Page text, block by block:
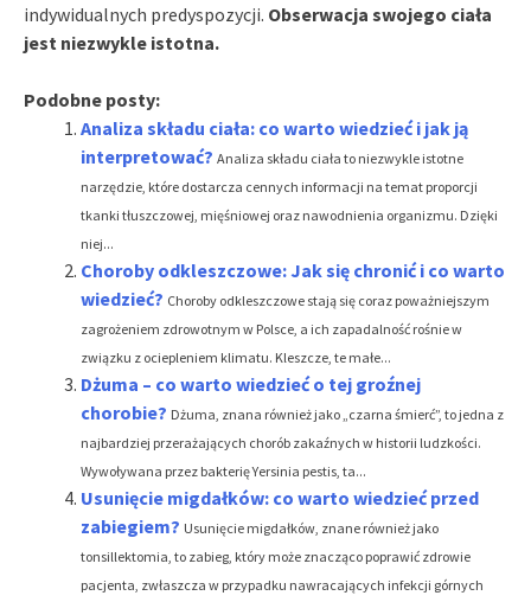
indywidualnych predyspozycji. Obserwacja swojego ciała
jest niezwykle istotna.
Podobne posty:
Analiza składu ciała: co warto wiedzieć i jak ją
interpretować? Analiza składu ciała to niezwykle istotne
narzędzie, które dostarcza cennych informacji na temat proporcji
tkanki tłuszczowej, mięśniowej oraz nawodnienia organizmu. Dzięki
niej...
Choroby odkleszczowe: Jak się chronić i co warto
wiedzieć? Choroby odkleszczowe stają się coraz poważniejszym
zagrożeniem zdrowotnym w Polsce, a ich zapadalność rośnie w
związku z ociepleniem klimatu. Kleszcze, te małe...
Dżuma – co warto wiedzieć o tej groźnej
chorobie? Dżuma, znana również jako „czarna śmierć”, to jedna z
najbardziej przerażających chorób zakaźnych w historii ludzkości.
Wywoływana przez bakterię Yersinia pestis, ta...
Usunięcie migdałków: co warto wiedzieć przed
zabiegiem? Usunięcie migdałków, znane również jako
tonsillektomia, to zabieg, który może znacząco poprawić zdrowie
pacjenta, zwłaszcza w przypadku nawracających infekcji górnych